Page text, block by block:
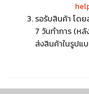
รอรับสินค้า โด
7 วันทำการ (หลั
ส่งสินค้าในรูปแ